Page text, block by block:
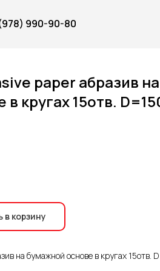
990-90-80
paper абразив на
кругах 15отв.
в корзину
на бумажной основе в кругах 15отв.